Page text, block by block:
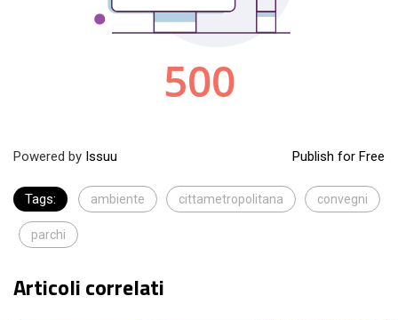
Powered by Issuu Publish for Free
Tags: ambiente cittametropolitana convegni
parchi
Articoli correlati